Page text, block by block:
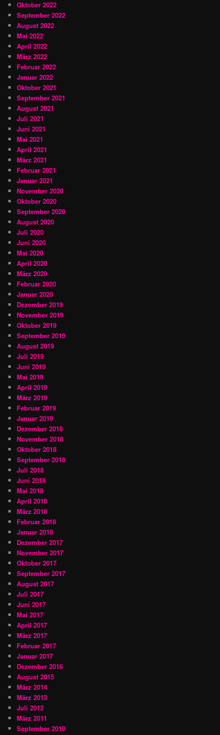
Oktober 2022
September 2022
August 2022
Mai 2022
April 2022
März 2022
Februar 2022
Januar 2022
Oktober 2021
September 2021
August 2021
Juli 2021
Juni 2021
Mai 2021
April 2021
März 2021
Februar 2021
Januar 2021
November 2020
Oktober 2020
September 2020
August 2020
Juli 2020
Juni 2020
Mai 2020
April 2020
März 2020
Februar 2020
Januar 2020
Dezember 2019
November 2019
Oktober 2019
September 2019
August 2019
Juli 2019
Juni 2019
Mai 2019
April 2019
März 2019
Februar 2019
Januar 2019
Dezember 2018
November 2018
Oktober 2018
September 2018
Juli 2018
Juni 2018
Mai 2018
April 2018
März 2018
Februar 2018
Januar 2018
Dezember 2017
November 2017
Oktober 2017
September 2017
August 2017
Juli 2017
Juni 2017
Mai 2017
April 2017
März 2017
Februar 2017
Januar 2017
Dezember 2016
August 2015
März 2014
März 2013
Juli 2012
März 2011
September 2010